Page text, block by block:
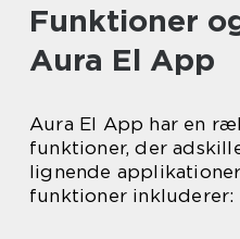
Funktioner
Aura El App
Aura El App har en
funktioner, der
lignende
funktioner inkluderer: